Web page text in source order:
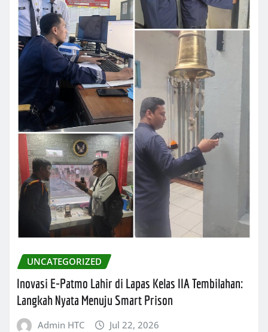
UNCATEGORIZED
Inovasi E-Patmo Lahir di Lapas Kelas IIA Tembilahan:
Langkah Nyata Menuju Smart Prison
Admin HTC Jul 22, 2026